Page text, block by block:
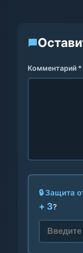
Комментарий *
🔒 Защита
+ 3?